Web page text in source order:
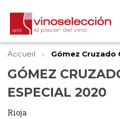
Accueil Gómez Cruzado
GÓMEZ
ESPECIAL 2020
Rioja